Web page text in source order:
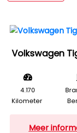
Volkswagen
4.170
Kilometer
Meer